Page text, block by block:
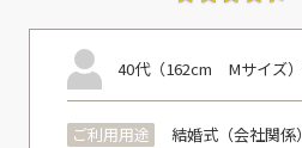
40代（162cm Mサイズ）
ご利用用途 結婚式（会社関係）